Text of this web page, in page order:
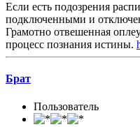
Если есть подозрения
подключенными и
Грамотно отвешенная
процесс познания истины.
Брат
Пользователь